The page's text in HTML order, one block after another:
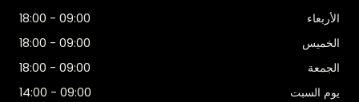
الأربعاء
09:00 - 18:00
الخميس
09:00 - 18:00
الجمعة
09:00 - 18:00
يوم السبت
09:00 - 14:00